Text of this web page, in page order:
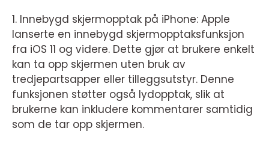
1. Innebygd skjermopptak på iPhone: Apple
lanserte en innebygd skjermopptaksfunksjon
fra iOS 11 og videre. Dette gjør at brukere enkelt
kan ta opp skjermen uten bruk av
tredjepartsapper eller tilleggsutstyr. Denne
funksjonen støtter også lydopptak, slik at
brukerne kan inkludere kommentarer samtidig
som de tar opp skjermen.